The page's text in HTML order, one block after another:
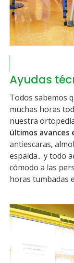
Ayudas
Todos sabemos
muchas horas
nuestra
últimos avances
antiescaras,
espalda... y todo
cómodo a las
horas tumbadas